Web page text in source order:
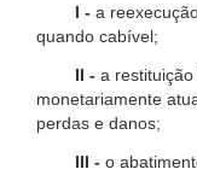
I - a
quando cabível;
II - a restituição
monetariamente
perdas e danos;
III - o